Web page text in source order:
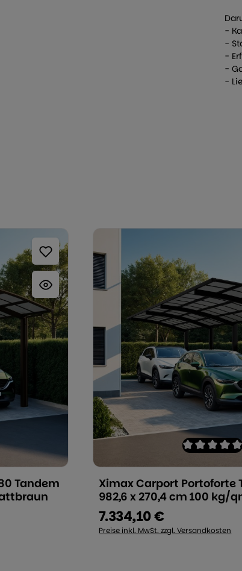
-
-
-
-
-
von 0 von 5 Sternen
den gewünschten Wert ein
Tandem
Produkt Anzahl:
Ximax Carport Portoforte
982,6 x 270,4 cm 100 kg/
Regulärer Preis:
7.334,10 €
Preise inkl. MwSt. zzgl. Versandkosten